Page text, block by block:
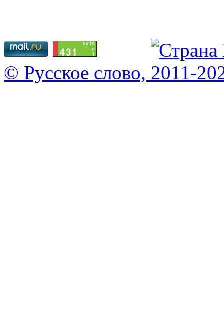
© Русское слово, 2011-